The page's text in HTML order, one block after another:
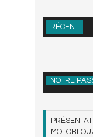
RÉCENT
NOTRE